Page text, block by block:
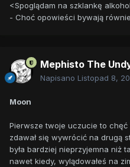
<Spoglądam na szklankę
- Choć opowieści bywają
Mephisto The
Napisano Listopad 8,
Moon
Pierwsze twoje uczucie to chęć
zdawał się wywrócić na drugą
była bardziej nieprzyjemna niż
nawet kiedy, wylądowałeś na